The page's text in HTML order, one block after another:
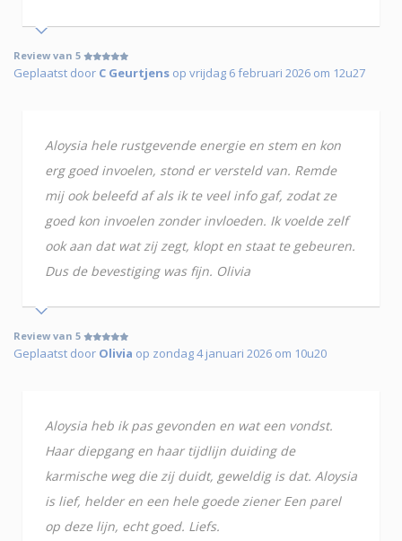
Review van 5
Geplaatst door C Geurtjens op vrijdag 6 februari 2026 om 12u27
Aloysia hele rustgevende energie en stem en kon
erg goed invoelen, stond er versteld van. Remde
mij ook beleefd af als ik te veel info gaf, zodat ze
goed kon invoelen zonder invloeden. Ik voelde zelf
ook aan dat wat zij zegt, klopt en staat te gebeuren.
Dus de bevestiging was fijn. Olivia
Review van 5
Geplaatst door Olivia op zondag 4 januari 2026 om 10u20
Aloysia heb ik pas gevonden en wat een vondst.
Haar diepgang en haar tijdlijn duiding de
karmische weg die zij duidt, geweldig is dat. Aloysia
is lief, helder en een hele goede ziener Een parel
op deze lijn, echt goed. Liefs.